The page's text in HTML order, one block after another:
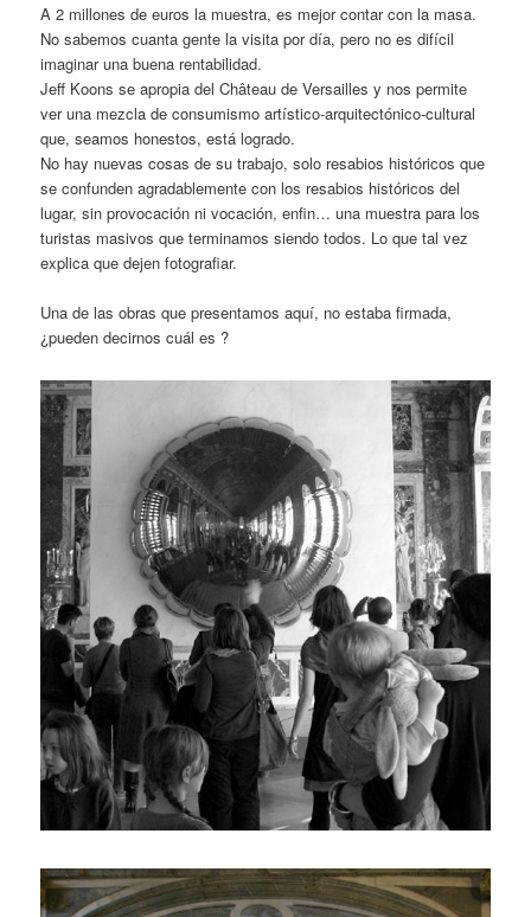
A 2 millones de euros la muestra, es mejor contar con la masa.
No sabemos cuanta gente la visita por día, pero no es difícil
imaginar una buena rentabilidad.
Jeff Koons se apropia del Château de Versailles y nos permite
ver una mezcla de consumismo artístico-arquitectónico-cultural
que, seamos honestos, está logrado.
No hay nuevas cosas de su trabajo, solo resabios históricos que
se confunden agradablemente con los resabios históricos del
lugar, sin provocación ni vocación, enfin… una muestra para los
turistas masivos que terminamos siendo todos. Lo que tal vez
explica que dejen fotografiar.
Una de las obras que presentamos aquí, no estaba firmada,
¿pueden decirnos cuál es ?